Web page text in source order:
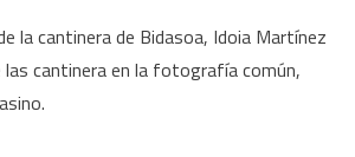
la cantinera de Bidasoa, Idoia Martínez
las cantinera en la fotografía común,